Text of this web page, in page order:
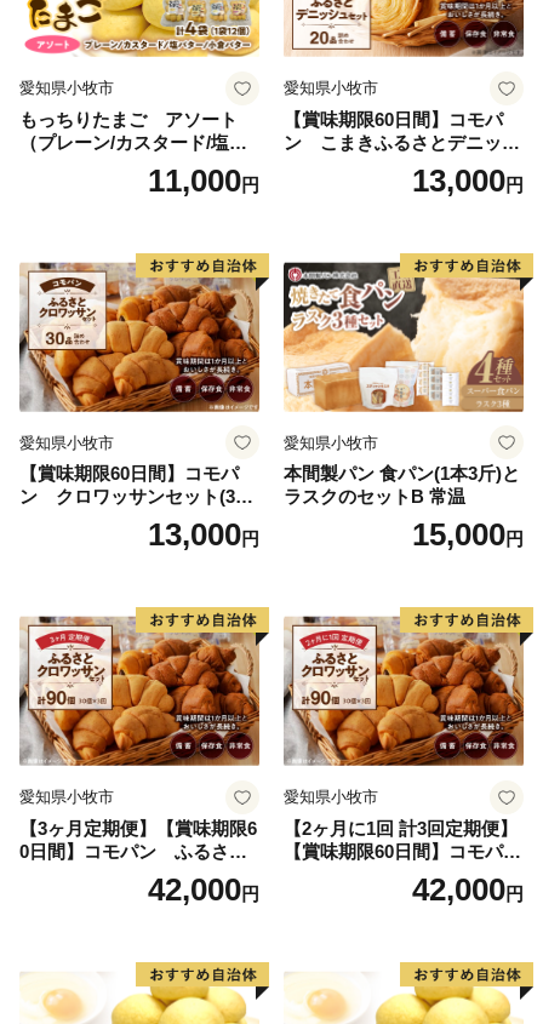
愛知県小牧市
もっちりたまご アソート
（プレーン/カスタード/塩バ
ター/小倉バター）11,000円
愛知県小牧市
【賞味期限60日間】コモパ
ン こまきふるさとデニッシ
ュセット（20個入り）／災害
用備蓄 保存食 非常食 防災グ
13,000円
愛知県小牧市
【賞味期限60日間】コモパ
ン クロワッサンセット(30
個入り)／災害用備蓄 保存食
非常食 防災グッズにも
13,000円
愛知県小牧市
本間製パン 食パン(1本3斤)と
ラスクのセットB 常温
15,000円
愛知県小牧市
【3ヶ月定期便】【賞味期限6
0日間】コモパン ふるさと
クロワッサンセット（計90
個）／災害用備蓄 保存食 非
42,000円
愛知県小牧市
【2ヶ月に1回 計3回定期便】
【賞味期限60日間】コモパ
ン ふるさとクロワッサンセ
ット（計90個）／災害用備蓄
42,000円